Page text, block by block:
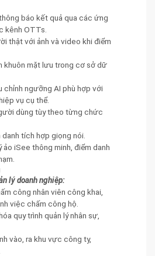
báo kết quả qua các ứng
kênh OTTs.
thật với ảnh và video khi điểm
khuôn mặt lưu trong cơ sở dữ
chỉnh ngưỡng AI phù hợp với
vụ cụ thể.
dùng tùy theo từng chức
tích hợp giọng nói.
ảo iSee thông minh, điểm danh
lý doanh nghiệp:
công nhân viên công khai,
việc chấm công hộ.
quy trình quản lý nhân sự,
vào, ra khu vực công ty,